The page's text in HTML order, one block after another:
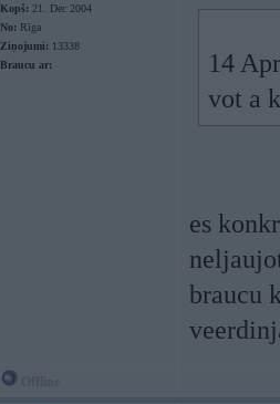
Kopš: 21. Dec 2004
No: Rīga
Ziņojumi: 13338
Braucu ar:
14
vot a
es
braucu